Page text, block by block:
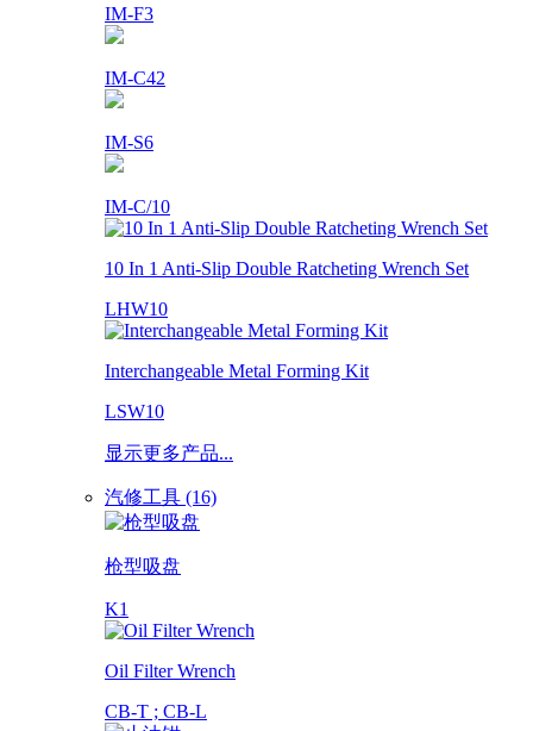
IM-F3
IM-C42
IM-S6
IM-C/10
10 In 1 Anti-Slip Double Ratcheting Wrench Set
LHW10
Interchangeable Metal Forming Kit
LSW10
显示更多产品...
汽修工具 (16)
枪型吸盘
K1
Oil Filter Wrench
CB-T ; CB-L